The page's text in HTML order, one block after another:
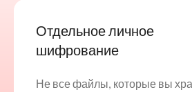
Отдельное личное
шифрование
Не все файлы, которые вы